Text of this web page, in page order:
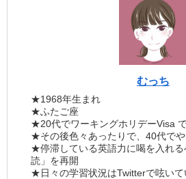
むっち
★1968年生まれ
★ふたご座
★20代でワーキングホリデーVisa
★その後色々あったりで、40代で
★停滞している英語力に喝を入れる
読」を再開
★日々の学習状況はTwitterで呟いて